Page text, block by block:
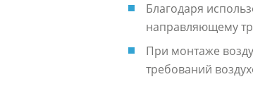
Благодаря
направляющему
При монтаже
требований